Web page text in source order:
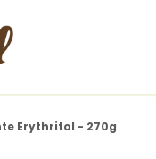
Erythritol - 270g